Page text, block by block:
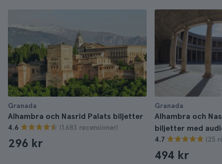
Granada
Alhambra och Nasrid Palats biljetter
4.6 (1.683 recensioner)
296 kr
Granada
Alhambra och
biljetter med
4.7 (25
494 kr